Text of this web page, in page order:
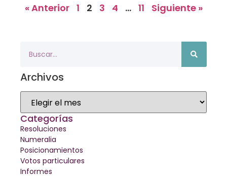
« Anterior 1 2 3 4 … 11 Siguiente »
Archivos
Categorías
Resoluciones
Numeralia
Posicionamientos
Votos particulares
Informes